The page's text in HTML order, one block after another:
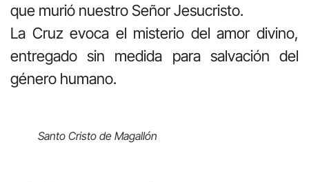
que murió nuestro Señor Jesucristo.
La Cruz evoca el misterio del amor divino,
entregado sin medida para salvación del
género humano.
Santo Cristo de Magallón